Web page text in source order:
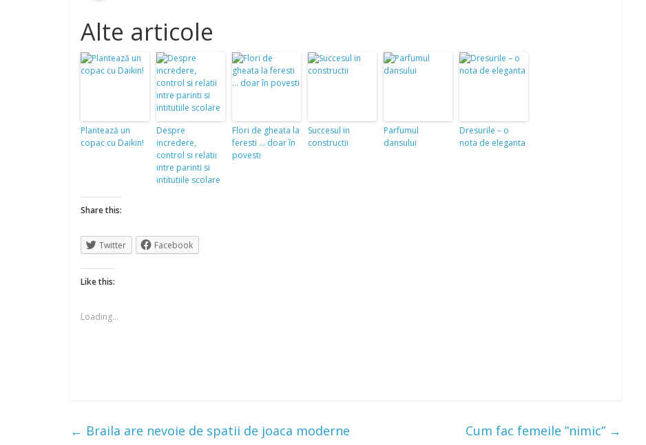
Alte articole
Plantează un
copac cu Daikin!
Despre
incredere,
control si relatii
intre parinti si
intitutiile scolare
Flori de gheata la
feresti … doar în
povesti
Succesul in
constructii
Parfumul
dansului
Dresurile – o
nota de eleganta
Share this:
Twitter Facebook
Like this:
Loading...
← Braila are nevoie de spatii de joaca moderne Cum fac femeile ”nimic” →